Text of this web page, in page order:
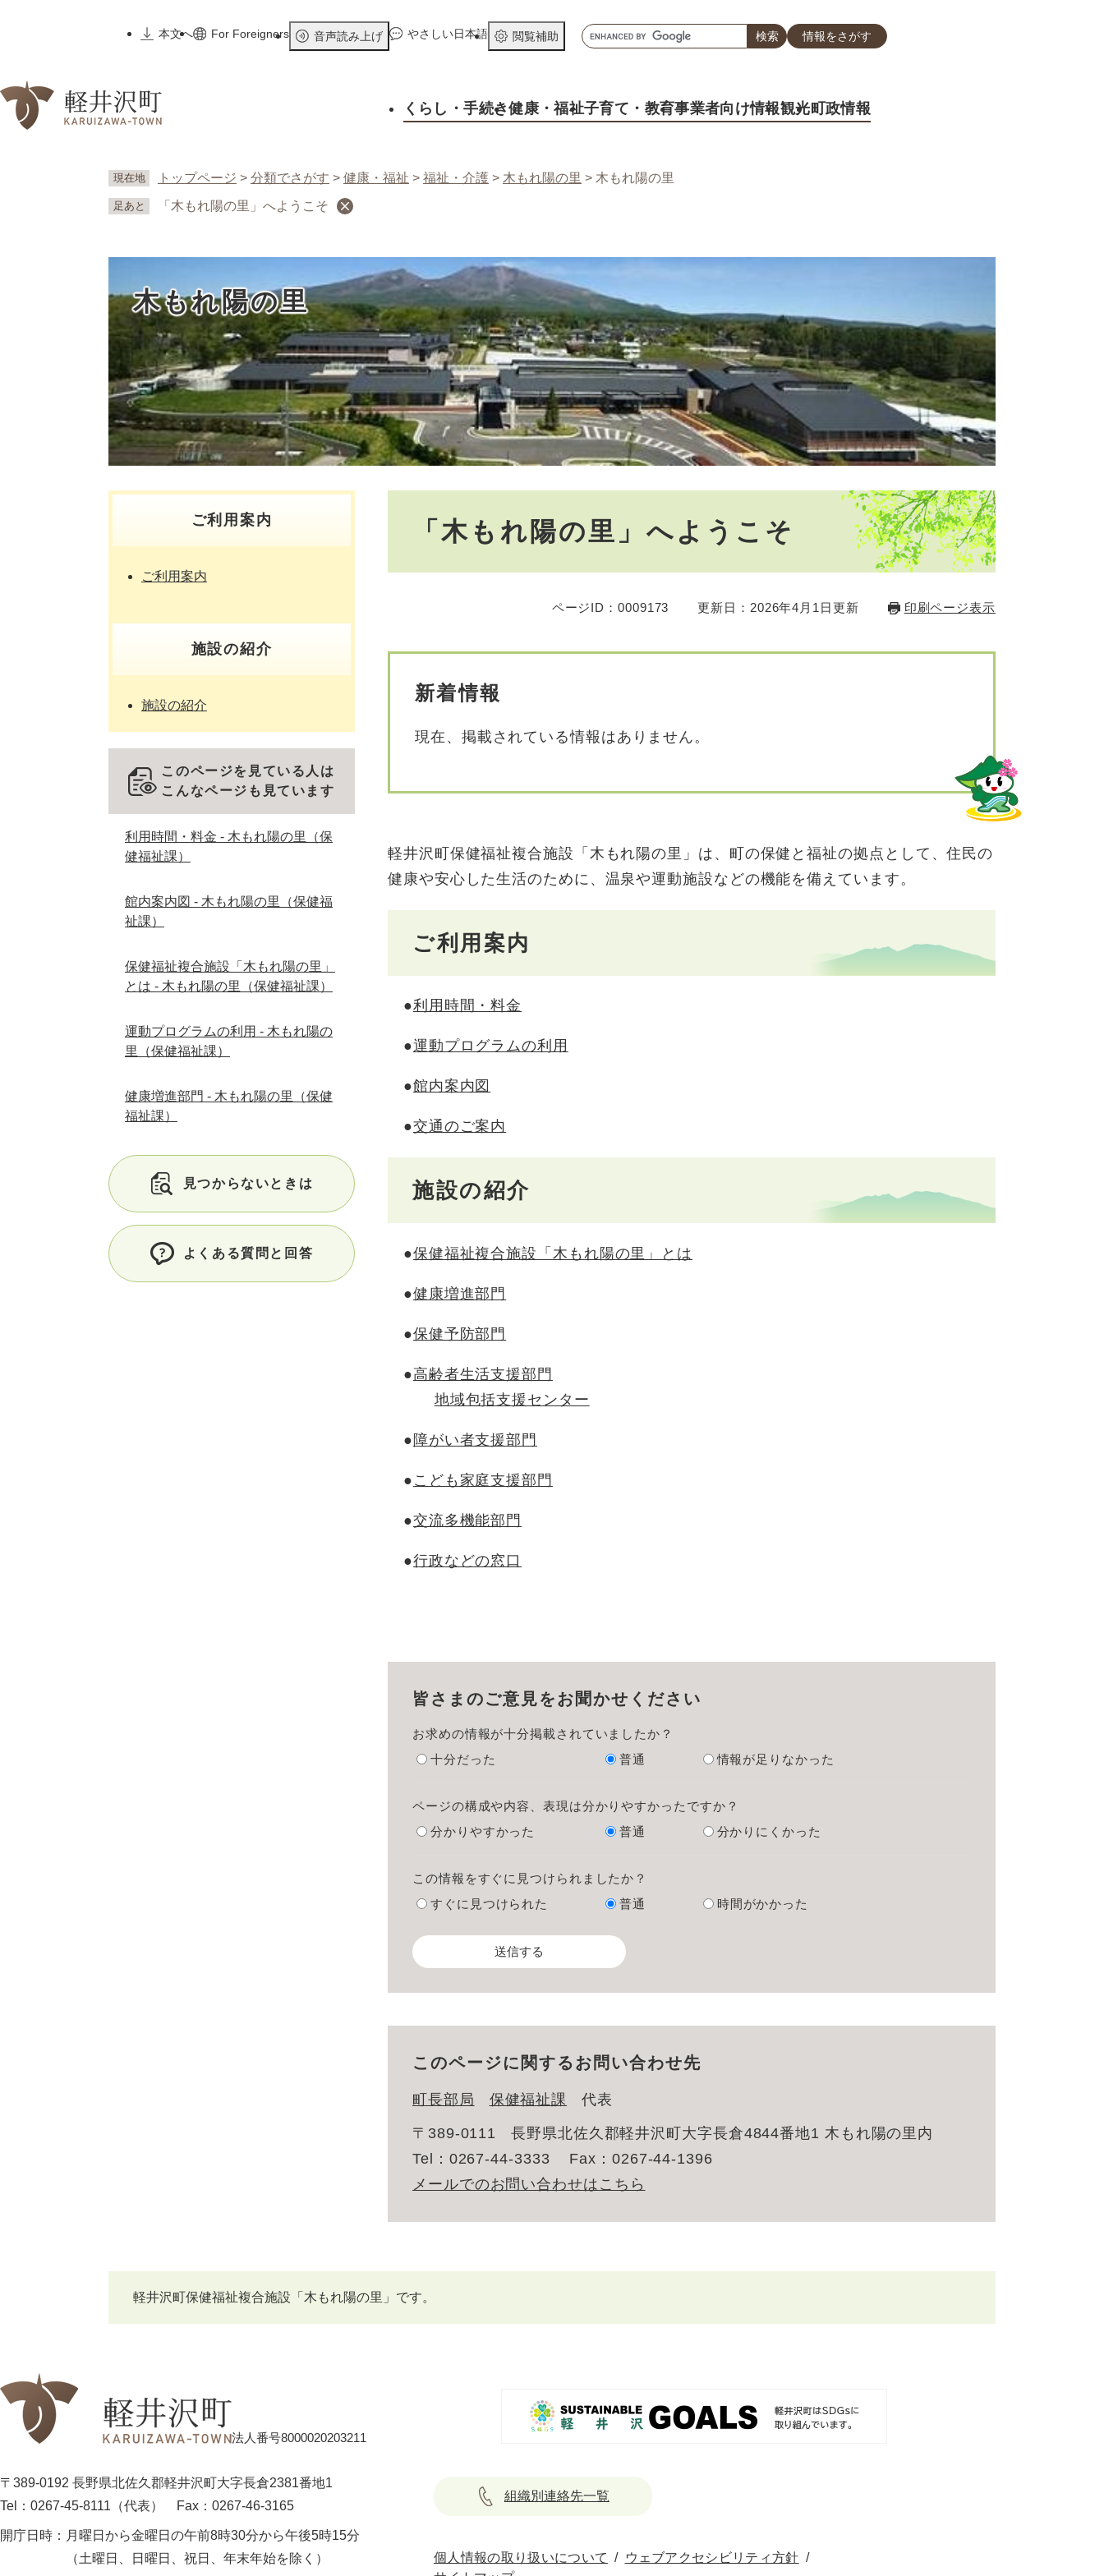
先
本文へ
For Foreigners 音声読み上げ やさしい日本語 閲覧補助
キ
ー
ド
情報をさがす
くらし ・手続き健康 ・福祉子育て ・教育事業者向け情報観光町政情報
現在地 トップページ > 分類でさがす > 健康・福祉 > 福祉・介護 > 木もれ陽の里 > 木もれ陽の里
足あと 「木もれ陽の里」へようこそ
木もれ陽の里
「木もれ陽の里」へようこそ
ページID：0009173 更新日：2026年4月1日更新 印刷ページ表示
新着情報
現在、掲載されている情報はありません。
軽井沢町保健福祉複合施設「木もれ陽の里」は、町の保健と福祉の拠点として、住民の
健康や安心した生活のために、温泉や運動施設などの機能を備えています。
ご利用案内
●利用時間・料金
●運動プログラムの利用
●館内案内図
●交通のご案内
施設の紹介
●保健福祉複合施設「木もれ陽の里」とは
●健康増進部門
●保健予防部門
●高齢者生活支援部門
地域包括支援センター
● 障がい者支援部門
● こども家庭支援部門
●交流多機能部門
●行政などの窓口
皆さまのご意見をお聞かせください
お求めの情報が十分掲載されていましたか？
十分だった
普通 情報が足りなかった
ページの構成や内容、表現は分かりやすかったですか？
分かりやすかった
普通 分かりにくかった
この情報をすぐに見つけられましたか？
すぐに見つけられた
普通 時間がかかった
このページに関するお問い合わせ先
町長部局 保健福祉課 代表
〒389-0111
長野県北佐久郡軽井沢町大字長倉4844番地1 木もれ陽の里内
Tel：0267-44-3333
Fax：0267-44-1396
メールでのお問い合わせはこちら
ご利用案内
ご利用案内
施設の紹介
施設の紹介
このページを見ている人は
こんなページも見ています
利用時間・料金 - 木もれ陽の里（保
健福祉課）
館内案内図 - 木もれ陽の里（保健福
祉課）
保健福祉複合施設「木もれ陽の里」
とは - 木もれ陽の里（保健福祉課）
運動プログラムの利用 - 木もれ陽の
里（保健福祉課）
健康増進部門 - 木もれ陽の里（保健
福祉課）
見つからないときは
よくある質問と回答
軽井沢町保健福祉複合施設「木もれ陽の里」です。
法人番号8000020203211
〒389-0192 長野県北佐久郡軽井沢町大字長倉2381番地1
Tel：0267-45-8111（代表）
Fax：0267-46-3165
開庁日時： 月曜日から金曜日の午前8時30分から午後5時15分
（土曜日、日曜日、祝日、年末年始を除く）
組織別連絡先一覧
個人情報の取り扱いについて
ウェブアクセシビリティ方針